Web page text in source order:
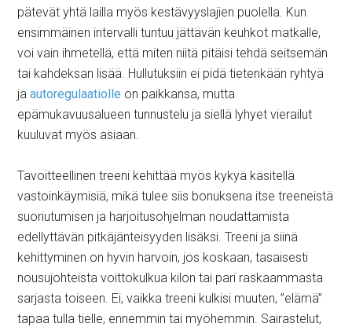
pätevät yhtä lailla myös kestävyyslajien puolella. Kun
ensimmäinen intervalli tuntuu jättävän keuhkot matkalle,
voi vain ihmetellä, että miten niitä pitäisi tehdä seitsemän
tai kahdeksan lisää. Hullutuksiin ei pidä tietenkään ryhtyä
jaautoregulaatiolle on paikkansa, mutta
epämukavuusalueen tunnustelu ja siellä lyhyet vierailut
kuuluvat myös asiaan.
Tavoitteellinen treeni kehittää myös kykyä käsitellä
vastoinkäymisiä, mikä tulee siis bonuksena itse treeneistä
suoriutumisen ja harjoitusohjelman noudattamista
edellyttävän pitkäjänteisyyden lisäksi. Treeni ja siinä
kehittyminen on hyvin harvoin, jos koskaan, tasaisesti
nousujohteista voittokulkua kilon tai pari raskaammasta
sarjasta toiseen. Ei, vaikka treeni kulkisi muuten, ”elämä”
tapaa tulla tielle, ennemmin tai myöhemmin. Sairastelut,